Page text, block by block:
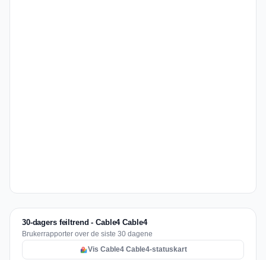
30-dagers feiltrend - Cable4 Cable4
Brukerrapporter over de siste 30 dagene
Vis Cable4 Cable4-statuskart